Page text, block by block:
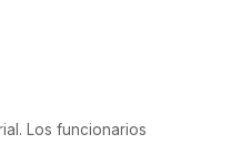
Los funcionarios